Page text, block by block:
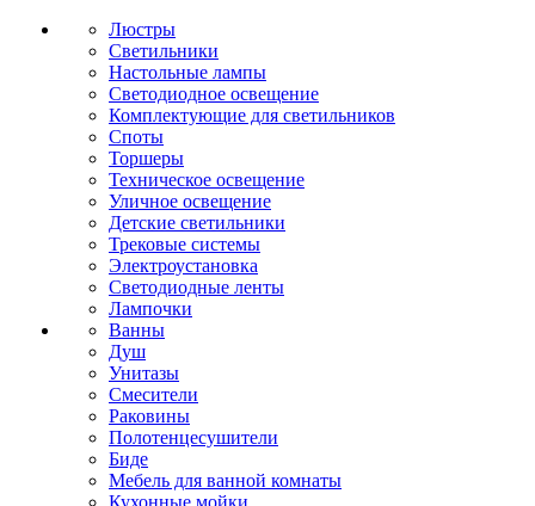
Люстры
Светильники
Настольные лампы
Светодиодное освещение
Комплектующие для светильников
Споты
Торшеры
Техническое освещение
Уличное освещение
Детские светильники
Трековые системы
Электроустановка
Светодиодные ленты
Лампочки
Ванны
Душ
Унитазы
Смесители
Раковины
Полотенцесушители
Биде
Мебель для ванной комнаты
Кухонные мойки